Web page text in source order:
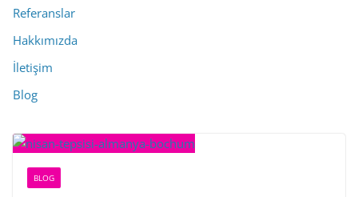
Referanslar
Hakkımızda
İletişim
Blog
BLOG